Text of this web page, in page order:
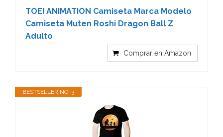
TOEI ANIMATION Camiseta Marca Modelo
Camiseta Muten Roshi Dragon Ball Z
Adulto
Comprar en Amazon
BESTSELLER NO. 3